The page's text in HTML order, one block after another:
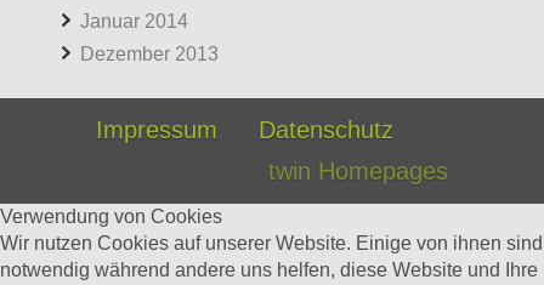
Januar 2014
Dezember 2013
Impressum
Datenschutz
twin Homepages
Verwendung von Cookies
Wir nutzen Cookies auf unserer Website. Einige von ihnen sind
notwendig während andere uns helfen, diese Website und Ihre